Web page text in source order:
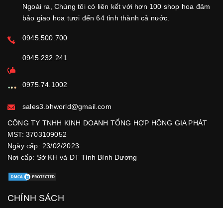
Ngoài ra, Chúng tôi có liên kết với hơn 100 shop hoa đảm
bảo giao hoa tươi đến 64 tỉnh thành cả nước.
0945.500.700
0945.232.241
0975.74.1002
sales3.bhworld@gmail.com
CÔNG TY TNHH KINH DOANH TỔNG HỢP HỒNG GIA PHÁT
MST: 3703109052
Ngày cấp: 23/02/2023
Nơi cấp: Sở KH và ĐT Tỉnh Bình Dương
CHÍNH SÁCH